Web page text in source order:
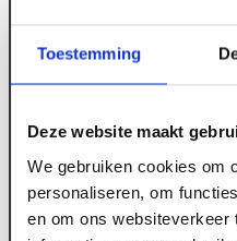
Toestemming
Deze website maakt
We gebruiken cookies om
personaliseren, om
en om ons websiteverkeer
ART000809
Hoekprofiel API 24
st/pk)